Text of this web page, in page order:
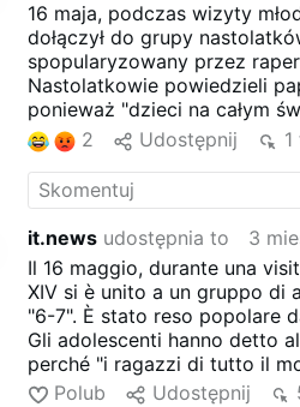
16 maja, podczas wizyty
dołączył do grupy
spopularyzowany przez
Nastolatkowie powiedzieli
ponieważ "dzieci na całym
pozdrawiają się wzajemnie,
2 Udostępnij 1
it.news udostępnia to
3
Il 16 maggio, durante una
XIV si è unito a un gruppo di
"6-7". È stato reso popolare
Gli adolescenti hanno detto
perché "i ragazzi di tutto il
invocando il nome e la pace
Polub Udostępnij